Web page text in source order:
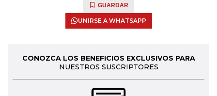
GUARDAR
UNIRSE A WHATSAPP
CONOZCA LOS BENEFICIOS EXCLUSIVOS PARA
NUESTROS SUSCRIPTORES